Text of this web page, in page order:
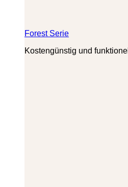
Forest Serie
Kostengünstig und funktionell